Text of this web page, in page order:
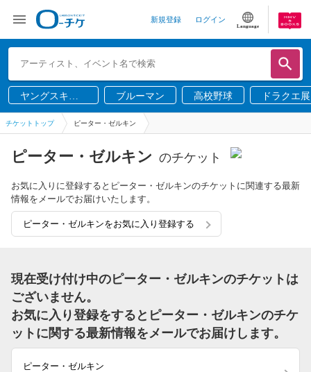
新規登録 ログイン
Language
ヤングスキニ
ー
ブルーマン 高校野球 ドラクエ展
チケットトップ ピーター・ゼルキン
ピーター・ゼルキン のチケット
お気に入りに登録するとピーター・ゼルキンのチケットに関連する最新
情報をメールでお届けいたします。
ピーター・ゼルキンをお気に入り登録する
現在受け付け中のピーター・ゼルキンのチケットは
ございません。
お気に入り登録をするとピーター・ゼルキンのチケ
ットに関する最新情報をメールでお届けします。
ピーター・ゼルキン